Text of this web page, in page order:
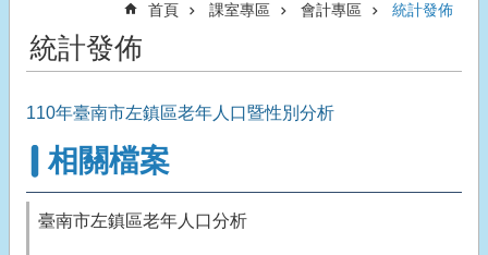
首頁 課室專區 會計專區 統計發佈
統計發佈
110年臺南市左鎮區老年人口暨性別分析
相關檔案
臺南市左鎮區老年人口分析